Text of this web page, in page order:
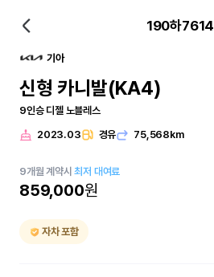
190하7614
기아
신형 카니발(KA4)
9인승 디젤 노블레스
2023.03 경유 75,568km
9개월 계약시최저 대여료
859,000원
자차 포함